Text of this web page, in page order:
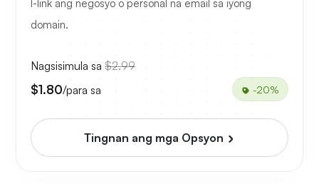
I-link ang negosyo o personal na email sa iyong
domain.
Nagsisimula sa $2.99
$1.80/para sa -20%
Tingnan ang mga Opsyon